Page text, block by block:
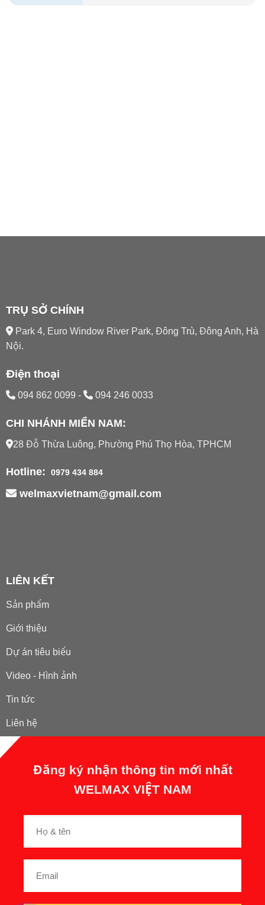
TRỤ SỞ CHÍNH
Park 4, Euro Window River Park, Đông Trù, Đông Anh, Hà
Nội.
Điện thoại
094 862 0099 - 094 246 0033
CHI NHÁNH MIỀN NAM:
28 Đỗ Thừa Luông, Phường Phú Thọ Hòa, TPHCM
Hotline: 0979 434 884
welmaxvietnam@gmail.com
LIÊN KẾT
Sản phẩm
Giới thiệu
Dự án tiêu biểu
Video - Hình ảnh
Tin tức
Liên hệ
Đăng ký nhận thông tin mới nhất
WELMAX VIỆT NAM